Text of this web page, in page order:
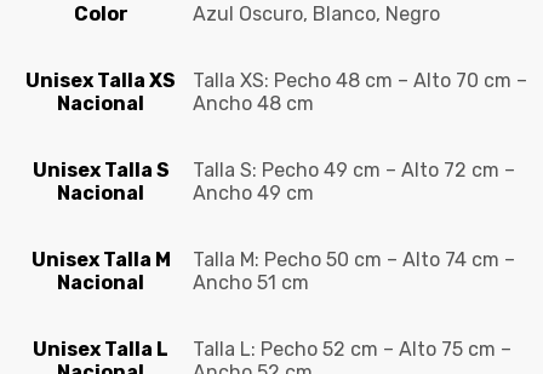
Color Azul Oscuro, Blanco, Negro
Unisex Talla XS
Nacional
Talla XS: Pecho 48 cm – Alto 70 cm –
Ancho 48 cm
Unisex Talla S
Nacional
Talla S: Pecho 49 cm – Alto 72 cm –
Ancho 49 cm
Unisex Talla M
Nacional
Talla M: Pecho 50 cm – Alto 74 cm –
Ancho 51 cm
Unisex Talla L
Talla L: Pecho 52 cm – Alto 75 cm –